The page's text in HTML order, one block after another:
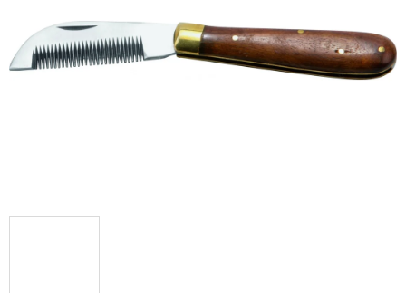
hvězdiček.